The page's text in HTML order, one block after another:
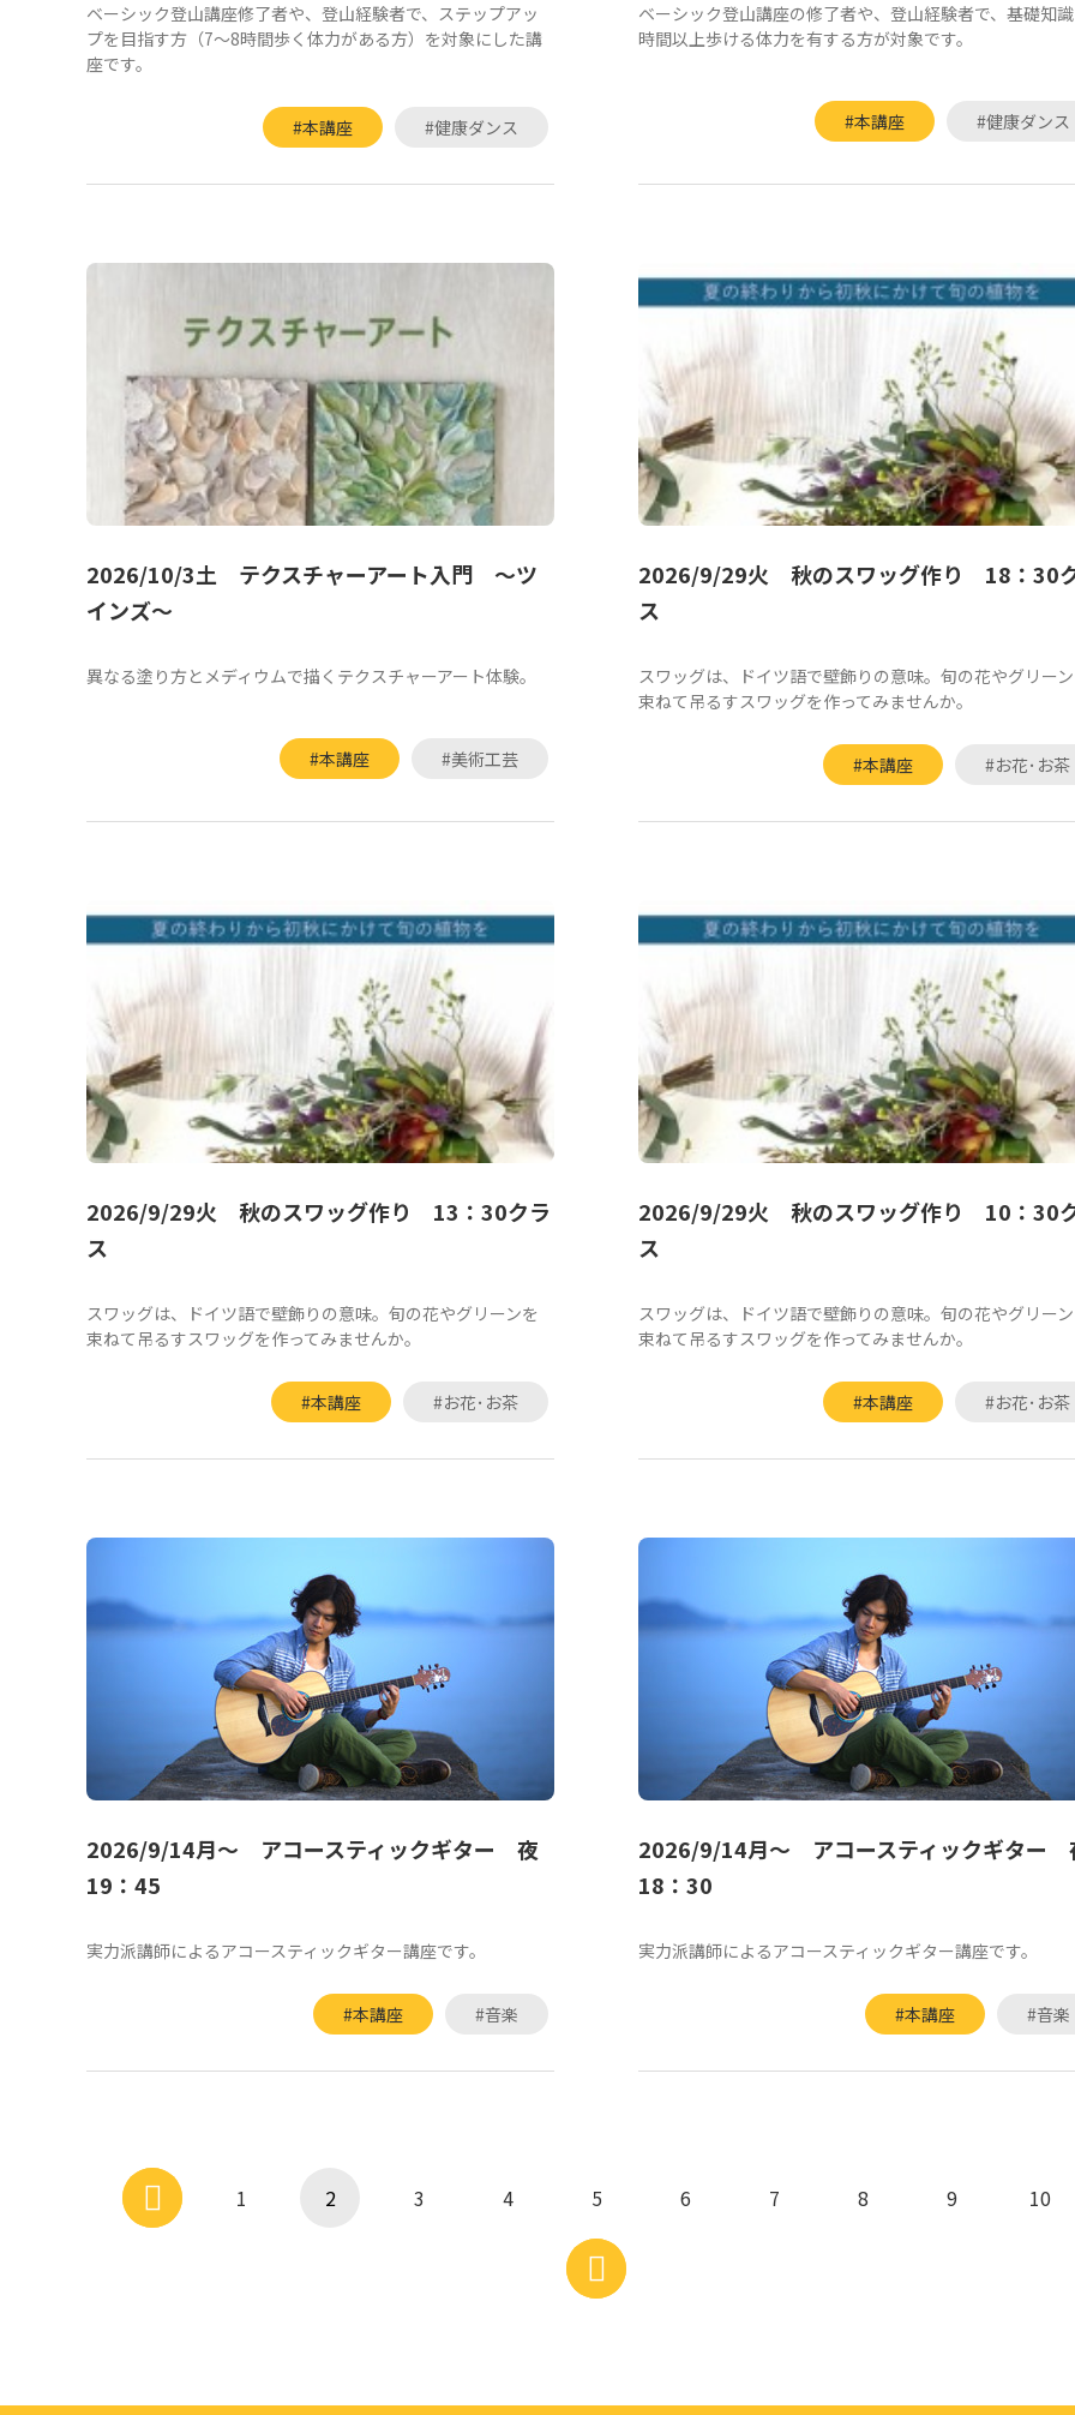
ベーシック登山講座修了者や、登山経験者で、ステップアッ
プを目指す方（7～8時間歩く体力がある方）を対象にした講
座です。
#本講座 #健康ダンス
ベーシック登山講座の修了者や、登山経験者で、基礎知
時間以上歩ける体力を有する方が対象です。
#本講座 #健康ダンス
2026/10/3土 テクスチャーアート入門 ～ツ
インズ～
異なる塗り方とメディウムで描くテクスチャーアート体験。
#本講座 #美術工芸
2026/9/29火 秋のスワッグ作り 18：30
ス
スワッグは、ドイツ語で壁飾りの意味。旬の花やグリー
束ねて吊るすスワッグを作ってみませんか。
#本講座 #お花･お茶
2026/9/29火 秋のスワッグ作り 13：30クラ
ス
スワッグは、ドイツ語で壁飾りの意味。旬の花やグリーンを
束ねて吊るすスワッグを作ってみませんか。
#本講座 #お花･お茶
2026/9/29火 秋のスワッグ作り 10：30
ス
スワッグは、ドイツ語で壁飾りの意味。旬の花やグリー
束ねて吊るすスワッグを作ってみませんか。
#本講座 #お花･お茶
2026/9/14月～ アコースティックギター 夜
19：45
実力派講師によるアコースティックギター講座です。
#本講座 #音楽
2026/9/14月～ アコースティックギター
18：30
実力派講師によるアコースティックギター講座です。
#本講座 #音楽
1 2 3 4 5 6 7 8 9 10